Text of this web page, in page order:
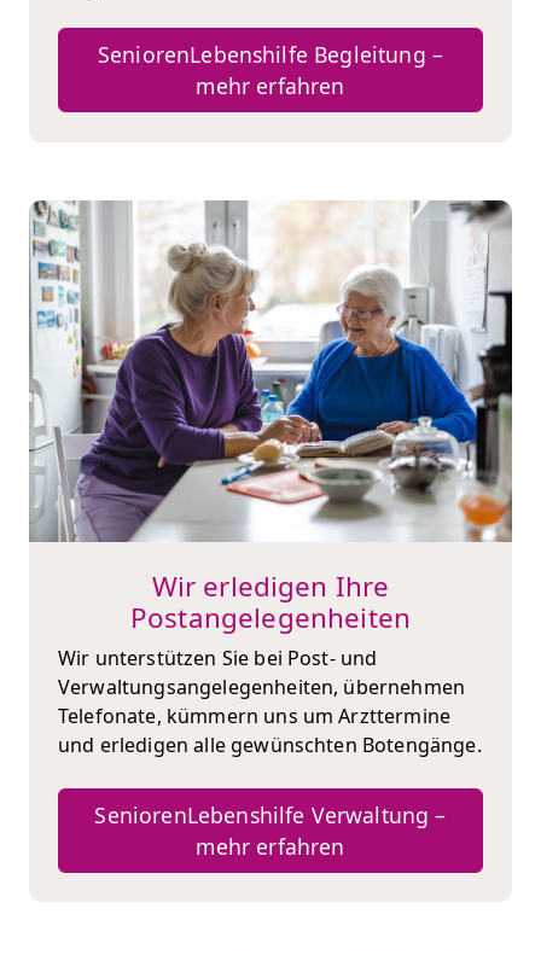
SeniorenLebenshilfe Begleitung –
mehr erfahren
Wir erledigen Ihre
Postangelegenheiten
Wir unterstützen Sie bei Post- und
Verwaltungsangelegenheiten, übernehmen
Telefonate, kümmern uns um Arzttermine
und erledigen alle gewünschten Botengänge.
SeniorenLebenshilfe Verwaltung –
mehr erfahren